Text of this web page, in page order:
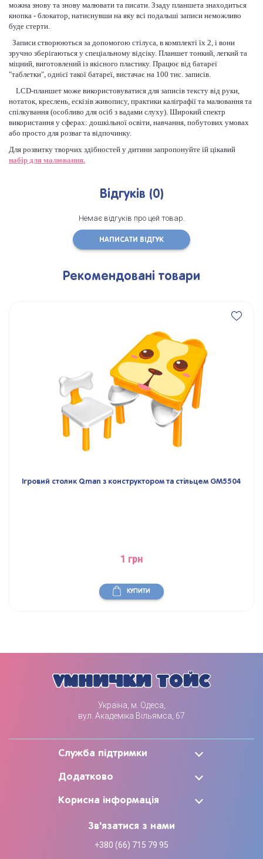
можна знову та знову малювати та писати. Ззаду планшета знаходиться
кнопка - блокатор, натиснувши на яку всі подальші записи неможливо
буде стерти.
Записи створюються за допомогою стілуса, в комплекті їх 2, і вони
зручно зберігаються у спеціальному відсіку. Планшет тонкий, легкий та
міцний, виготовлений із якісного пластику. Працює від батареї
"таблетки", однієї такої батареї, вистачає на 100 тис. записів.
LCD-планшет може використовуватися для записів тексту від руки,
нотаток, креслень, ескізів живопису, практики каліграфії та малювання та
спілкування (особливо для осіб з вадами слуху). Широкий спектр
використання у сферах: дошкільної освіти, навчання, побутових умовах
або просто для розваг та відпочинку.
Для розвитку творчих здібностей у дитини запропонуйте їй цікавий
набір для малювання.
Відгуків (0)
Немає відгуків про цей товар.
НАПИСАТИ ВІДГУК
Рекомендовані товари
Ігровий столик Qman з конструктором та стільцем GM5504
1 грн
КУПИТИ
Україна, м. Одеса,
вул. Академіка Вільямса, 67
Служба підтримки
Додатково
Корисна інформація
Зв'язатися з нами
+380 (66) 715 79 95